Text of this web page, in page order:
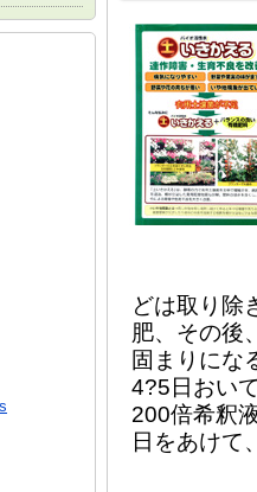
どは取り除
肥、その後
固まりにな
4?5日おい
200倍希釈
日をあけて